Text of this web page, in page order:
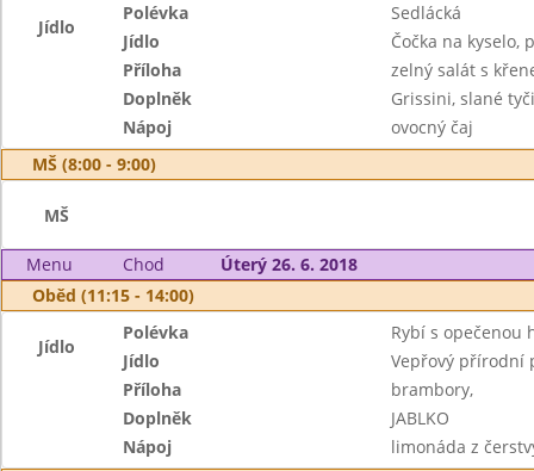
Jídlo
Polévka
Sedlácká
Jídlo
Čočka na kyselo,
Příloha
zelný salát s
Doplněk
Grissini, slané
Nápoj
ovocný čaj
MŠ (8:00 - 9:00)
MŠ
Menu Chod
Úterý 26. 6. 2018
Oběd (11:15 - 14:00)
Jídlo
Polévka
Rybí s opečenou
Jídlo
Vepřový přírodní
Příloha
brambory,
Doplněk
JABLKO
Nápoj
limonáda z